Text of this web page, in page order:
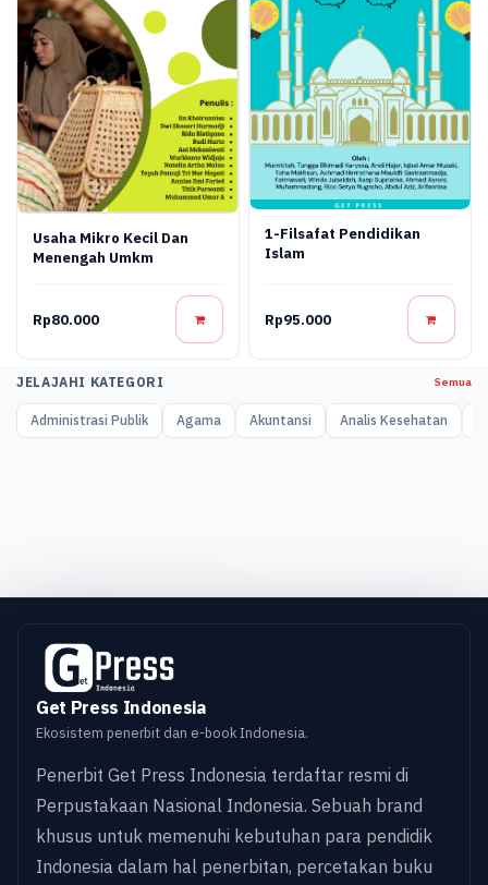
Usaha Mikro Kecil Dan
Menengah Umkm
Rp80.000
1-Filsafat Pendidikan
Islam
Rp95.000
JELAJAHI KATEGORI Semua
Administrasi Publik Agama Akuntansi Analis Kesehatan
Get Press Indonesia
Ekosistem penerbit dan e-book Indonesia.
Penerbit Get Press Indonesia terdaftar resmi di
Perpustakaan Nasional Indonesia. Sebuah brand
khusus untuk memenuhi kebutuhan para pendidik
Indonesia dalam hal penerbitan, percetakan buku